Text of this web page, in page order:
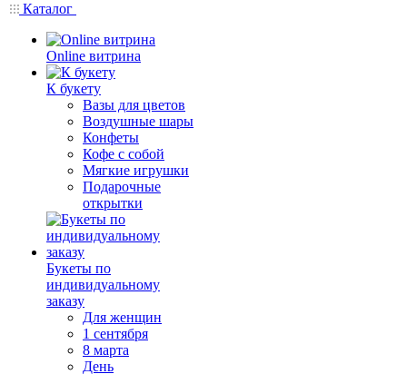
Каталог
Online витрина
К букету
Вазы для цветов
Воздушные шары
Конфеты
Кофе с собой
Мягкие игрушки
Подарочные
открытки
Букеты по
индивидуальному
заказу
Для женщин
1 сентября
8 марта
День